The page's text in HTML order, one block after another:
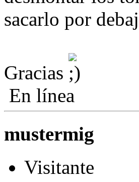
sacarlo por
Gracias
En línea
mustermig
Visitante